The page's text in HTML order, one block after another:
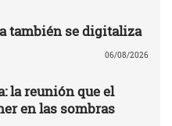
también se digitaliza
06/08/2026
la reunión que el
en las sombras